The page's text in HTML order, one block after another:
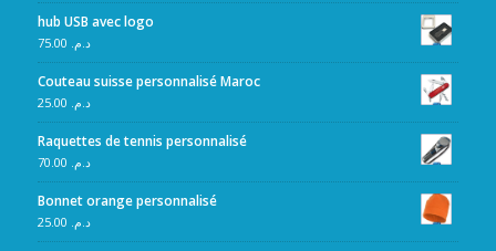
hub USB avec logo
د.م.
Couteau suisse personnalisé Maroc
د.م.
Raquettes de tennis personnalisé
د.م.
Bonnet orange personnalisé
د.م.